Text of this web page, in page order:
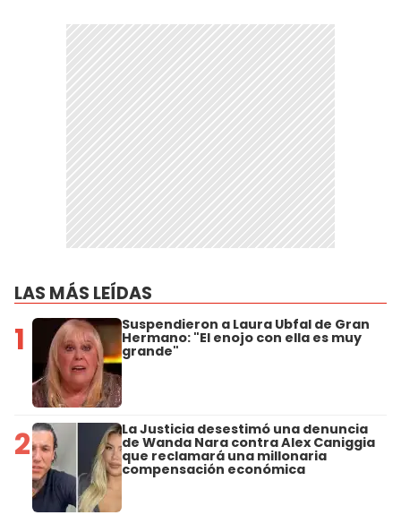
LAS MÁS LEÍDAS
1 Suspendieron a Laura Ubfal de Gran
Hermano: "El enojo con ella es muy
grande"
2 La Justicia desestimó una denuncia
de Wanda Nara contra Alex Caniggia
que reclamará una millonaria
compensación económica